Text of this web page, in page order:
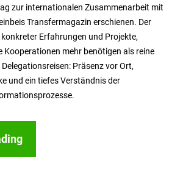
zur internationalen Zusammenarbeit mit
Transfermagazin erschienen. Der
Erfahrungen und Projekte,
Kooperationen mehr benötigen als reine
Präsenz vor Ort,
und ein tiefes Verständnis der